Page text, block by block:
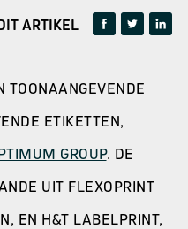
ARTIKEL
TOONAANGEVENDE
ETIKETTEN,
GROUP. DE
UIT FLEXOPRINT
EN H&T LABELPRINT,